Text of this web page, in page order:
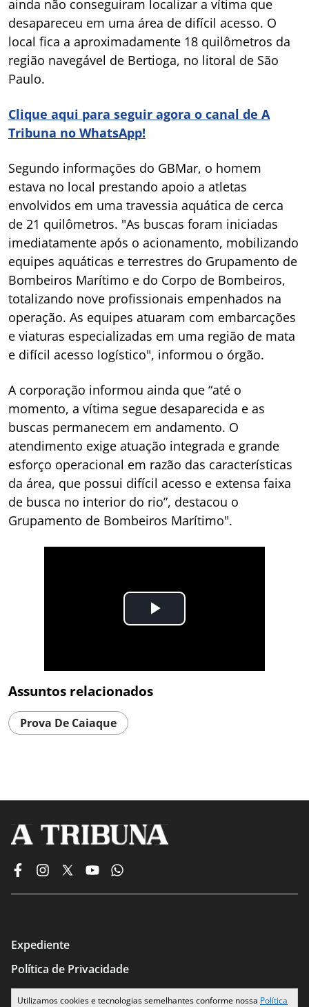
ainda não conseguiram localizar a vítima que
desapareceu em uma área de difícil acesso. O
local fica a aproximadamente 18 quilômetros da
região navegável de Bertioga, no litoral de São
Paulo.
Clique aqui para seguir agora o canal de A
Tribuna no WhatsApp!
Segundo informações do GBMar, o homem
estava no local prestando apoio a atletas
envolvidos em uma travessia aquática de cerca
de 21 quilômetros. "As buscas foram iniciadas
imediatamente após o acionamento, mobilizando
equipes aquáticas e terrestres do Grupamento de
Bombeiros Marítimo e do Corpo de Bombeiros,
totalizando nove profissionais empenhados na
operação. As equipes atuaram com embarcações
e viaturas especializadas em uma região de mata
e difícil acesso logístico", informou o órgão.
A corporação informou ainda que “até o
momento, a vítima segue desaparecida e as
buscas permanecem em andamento. O
atendimento exige atuação integrada e grande
esforço operacional em razão das características
da área, que possui difícil acesso e extensa faixa
de busca no interior do rio”, destacou o
Grupamento de Bombeiros Marítimo".
Assuntos relacionados
Prova De Caiaque
Utilizamos cookies e tecnologias semelhantes conforme nossa Política
Expediente
Política de Privacidade
Termos de Uso